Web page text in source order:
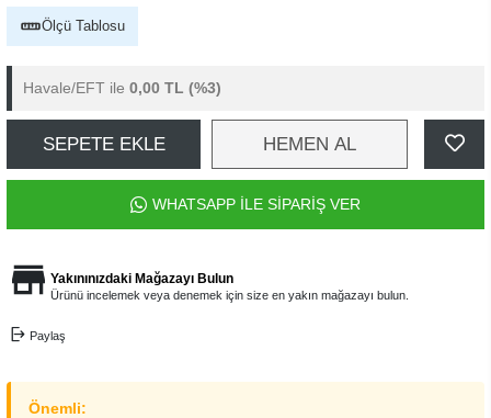
Ölçü Tablosu
Havale/EFT ile 0,00 TL (%3)
SEPETE EKLE HEMEN AL
WHATSAPP İLE SİPARİŞ VER
Yakınınızdaki Mağazayı Bulun
Ürünü incelemek veya denemek için size en yakın mağazayı bulun.
Paylaş
Önemli: